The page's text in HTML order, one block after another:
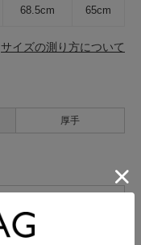
68.5cm 65cm
サイズの測り方について
厚手